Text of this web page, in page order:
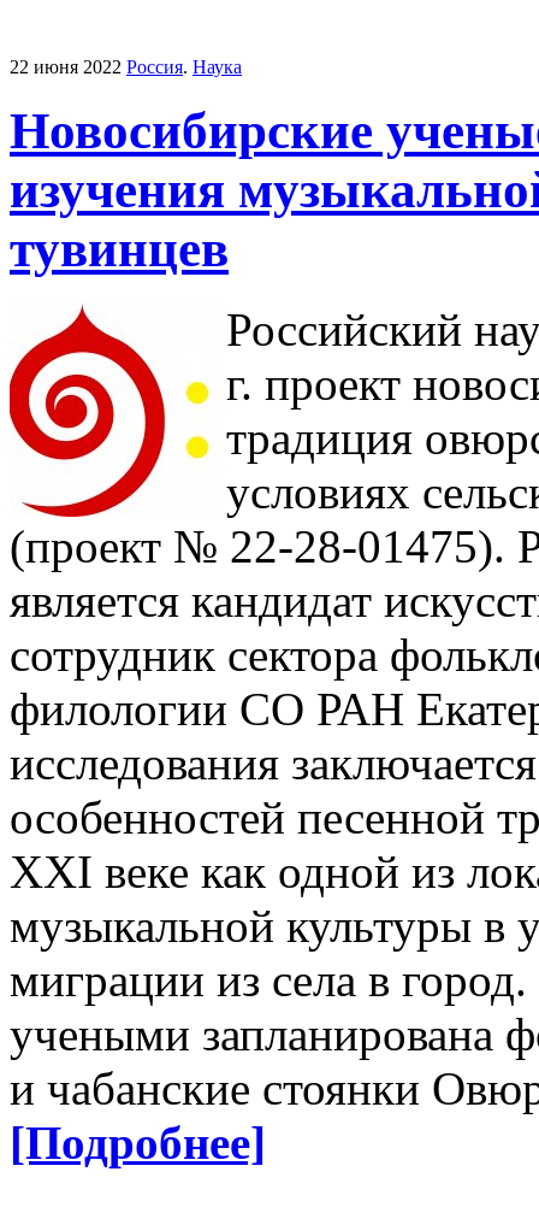
22 июня 2022 Россия. Наука
Новосибирские
изучения
тувинцев
Российский
г. проект
традиция
условиях
(проект № 22-28-01475).
является кандидат
сотрудник сектора
филологии СО РАН
исследования
особенностей песенной
XXI веке как одной из
музыкальной культуры в
миграции из села в
учеными запланирована
и чабанские стоянки
[Подробнее]